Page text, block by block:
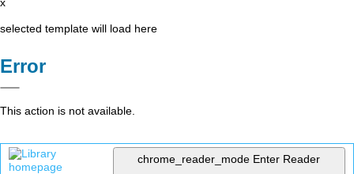
selected template will load here
Error
This action is not available.
chrome_reader_mode Enter Reader